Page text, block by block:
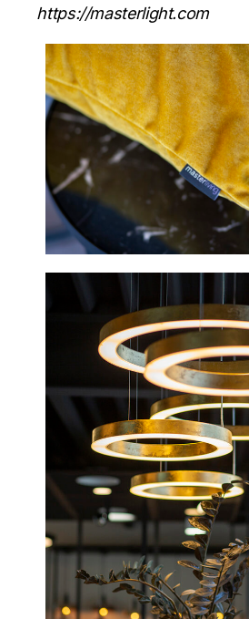
https://masterlight.com